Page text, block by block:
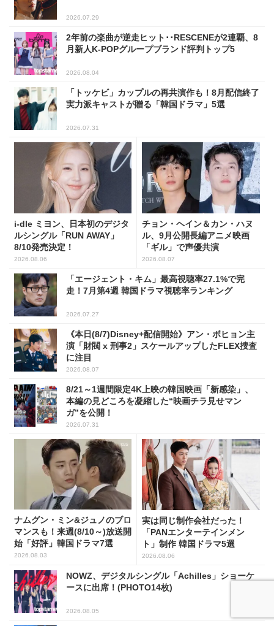
2026.07.29
2年前の楽曲が逆走ヒット･･RESCENEが2連覇、8
月新人K-POPグループブランド評判トップ5
2026.08.04
「トッケビ」カップルの再共演作も！8月配信終了
実力派キャストが贈る「韓国ドラマ」5選
2026.07.31
i-dle ミヨン、日本初のデジタ
ルシングル「RUN AWAY」
8/10発売決定！
2026.08.06
チョン・ヘイン＆カン・ハヌ
ル、9月公開長編アニメ映画
「ギル」で声優共演
2026.08.07
「エージェント・キム」最高視聴率27.1%で完
走！7月第4週 韓国ドラマ視聴率ランキング
2026.07.27
《本日(8/7)Disney+配信開始》アン・ボヒョン主
演「財閥 x 刑事2」スケールアップしたFLEX捜査
に注目
2026.08.07
8/21～1週間限定4K上映の韓国映画「新感染」、
本編の見どころを凝縮した“映画チラ見せマン
ガ”を公開！
2026.07.31
ナムグン・ミン&ジュノのブロ
マンスも！来週(8/10～)放送開
始「好評」韓国ドラマ7選
2026.08.03
実は同じ制作会社だった！
「PANエンターテインメン
ト」制作 韓国ドラマ5選
2026.08.06
NOWZ、デジタルシングル「Achilles」ショーケ
ースに出席！(PHOTO14枚)
2026.08.05